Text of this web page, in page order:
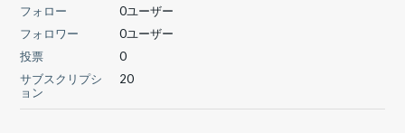
フォロー
0ユーザー
フォロワー
0ユーザー
投票
0
サブスクリプシ
ョン
20